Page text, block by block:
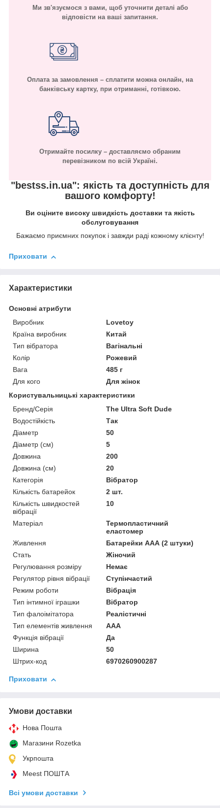
Ми зв'язуємося з вами, щоб уточнити деталі або
відповісти на ваші запитання.
Оплата за замовлення – сплатити можна онлайн, на
банківську картку, при отриманні, готівкою.
Отримайте посилку – доставляємо обраним
перевізником по всій Україні.
"bestss.in.ua": якість та доступність для
вашого комфорту!
Ви оціните високу швидкість доставки та якість
обслуговування
Бажаємо приємних покупок і завжди раді кожному клієнту!
Приховати
Характеристики
Основні атрибути
Виробник
Lovetoy
Країна виробник
Китай
Тип вібратора
Вагінальні
Колір
Рожевий
Вага
485 г
Для кого
Для жінок
Користувальницькі характеристики
Бренд/Серія
The Ultra Soft Dude
Водостійкість
Так
Діаметр
50
Діаметр (см)
5
Довжина
200
Довжина (см)
20
Категорія
Вібратор
Кількість батарейок
2 шт.
Кількість швидкостей
вібрації
10
Матеріал
Термопластичний
еластомер
Живлення
Батарейки ААА (2 штуки)
Стать
Жіночий
Регулювання розміру
Немає
Регулятор рівня вібрації
Ступінчастий
Режим роботи
Вібрація
Тип інтимної іграшки
Вібратор
Тип фалоімітатора
Реалістичні
Тип елементів живлення
AAA
Функція вібрації
Да
Ширина
50
Штрих-код
6970260900287
Приховати
Умови доставки
Нова Пошта
Магазини Rozetka
Укрпошта
Meest ПОШТА
Всі умови доставки